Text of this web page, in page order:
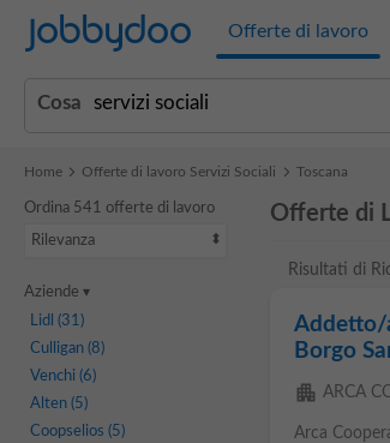
Jobbydoo Offerte di lavoro
Cosa
Home Offerte di lavoro Servizi Sociali Toscana
Ordina 541 offerte di lavoro
Rilevanza
Aziende
Lidl (31)
Culligan(8)
Venchi (6)
Alten(5)
Coopselios (5)
Offerte di
Risultati di
Addetto/
Borgo
apartment ARCA
Arca